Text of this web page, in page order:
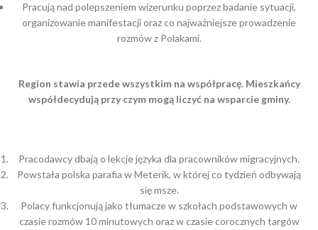
Pracują nad polepszeniem wizerunku poprzez badanie sytuacji,
organizowanie manifestacji oraz co najważniejsze prowadzenie
rozmów z Polakami.
Region stawia przede wszystkim na współpracę. Mieszkańcy
współdecydują przy czym mogą liczyć na wsparcie gminy.
Pracodawcy dbają o lekcje języka dla pracowników migracyjnych.
Powstała polska parafia w Meterik, w której co tydzień odbywają
się msze.
Polacy funkcjonują jako tłumacze w szkołach podstawowych w
czasie rozmów 10 minutowych oraz w czasie corocznych targów